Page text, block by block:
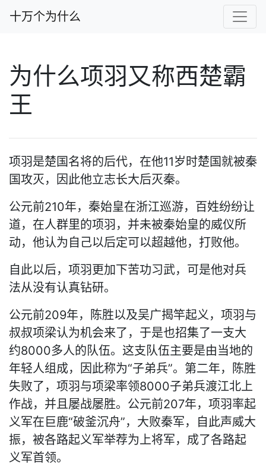
十万个为什么
为什么项羽又称西楚霸
王
项羽是楚国名将的后代，在他11岁时楚国就被秦
国攻灭，因此他立志长大后灭秦。
公元前210年，秦始皇在浙江巡游，百姓纷纷让
道，在人群里的项羽，并未被秦始皇的威仪所
动，他认为自己以后定可以超越他，打败他。
自此以后，项羽更加下苦功习武，可是他对兵
法从没有认真钻研。
公元前209年，陈胜以及吴广揭竿起义，项羽与
叔叔项梁认为机会来了，于是也招集了一支大
约8000多人的队伍。这支队伍主要是由当地的
年轻人组成，因此称为“子弟兵”。第二年，陈胜
失败了，项羽与项梁率领8000子弟兵渡江北上
作战，并且屡战屡胜。公元前207年，项羽率起
义军在巨鹿“破釜沉舟”，大败秦军，自此声威大
振，被各路起义军举荐为上将军，成了各路起
义军首领。